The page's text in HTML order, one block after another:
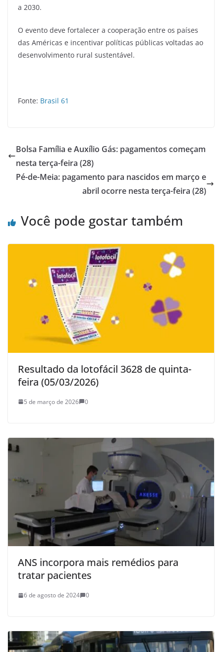
a 2030.
O evento deve fortalecer a cooperação entre os países
das Américas e incentivar políticas públicas voltadas ao
desenvolvimento rural sustentável.
Fonte: Brasil 61
Bolsa Família e Auxílio Gás: pagamentos começam
nesta terça-feira (28)
Pé-de-Meia: pagamento para nascidos em março e
abril ocorre nesta terça-feira (28)
Você pode gostar também
Resultado da lotofácil 3628 de quinta-
feira (05/03/2026)
5 de março de 2026 0
ANS incorpora mais remédios para
tratar pacientes
6 de agosto de 2024 0